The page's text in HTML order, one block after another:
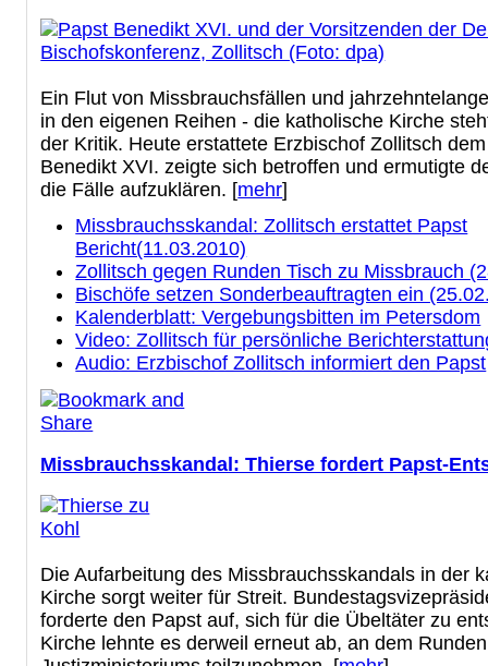
Ein Flut von Missbrauchsfällen und
in den eigenen Reihen - die katholische Kirche
der Kritik. Heute erstattete Erzbischof Zollitsch
Benedikt XVI. zeigte sich betroffen und ermutigte
die Fälle aufzuklären. [mehr]
Missbrauchsskandal: Zollitsch erstattet Papst
Bericht(11.03.2010)
Zollitsch gegen Runden Tisch zu Missbrauch
Bischöfe setzen Sonderbeauftragten ein
Kalenderblatt: Vergebungsbitten im Petersdom
Video: Zollitsch für persönliche
Audio: Erzbischof Zollitsch informiert den Papst
Missbrauchsskandal: Thierse fordert Papst-
Die Aufarbeitung des Missbrauchsskandals in der
Kirche sorgt weiter für Streit.
forderte den Papst auf, sich für die Übeltäter zu
Kirche lehnte es derweil erneut ab, an dem